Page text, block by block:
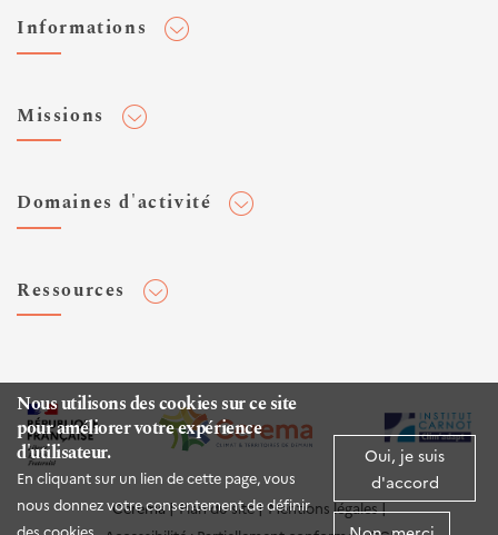
Nous utilisons des cookies sur ce site
pour améliorer votre expérience
d'utilisateur.
En cliquant sur un lien de cette page, vous
nous donnez votre consentement de définir
des cookies.
Oui, je suis
d'accord
Informations
Flux RSS
Veilles et newsletters
Expertises Territoires
Espace presse
Missions
Normalisation
Domaines d'activité
Infrastructures de transport
Environnement et risques
Mer et littoral
Ressources
Rapports d'étude
Publications HAL
Documentation routière (DTRF)
Logiciels & appsCerema Plan du site
Mentions légales